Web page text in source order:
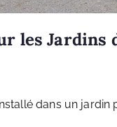
les Jardins
dans un